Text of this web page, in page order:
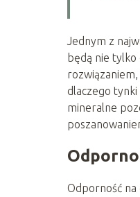
Jednym z
będą nie
dlaczego tynki
mineralne
Odporność na